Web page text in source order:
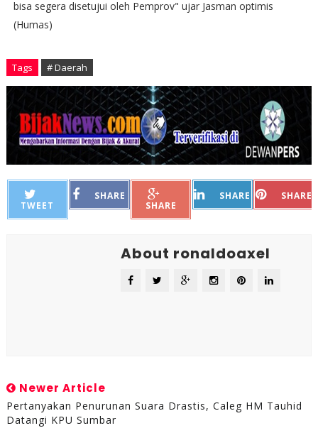
bisa segera disetujui oleh Pemprov" ujar Jasman optimis
(Humas)
Tags # Daerah
TWEET
SHARE
SHARE
SHARE SHARE
About ronaldoaxel
Newer Article
Pertanyakan Penurunan Suara Drastis, Caleg HM Tauhid
Datangi KPU Sumbar